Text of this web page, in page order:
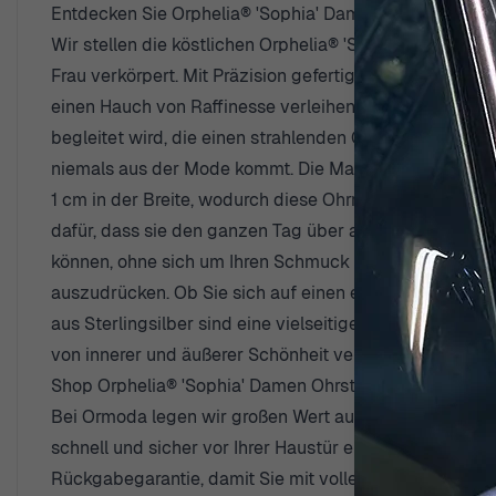
Entdecken Sie Orphelia® 'Sophia' Damen Ohrstecker
Wir stellen die köstlichen Orphelia® 'Sophia' Damen
Frau verkörpert. Mit Präzision gefertigt, bieten diese
einen Hauch von Raffinesse verleihen. Jede
begleitet wird, die einen strahlenden Glanz verleihen.
niemals aus der Mode kommt. Die Maße der
1 cm in der Breite, wodurch diese Ohrringe der ideale
dafür, dass sie den ganzen Tag über angenehm zu
können, ohne sich um Ihren Schmuck sorgen zu
auszudrücken. Ob Sie sich auf einen eleganten
aus Sterlingsilber sind eine vielseitige Wahl. Runden
von innerer und äußerer Schönheit verleihen.
Shop Orphelia® 'Sophia' Damen Ohrstecker aus
Bei Ormoda legen wir großen Wert auf Ihr
schnell und sicher vor Ihrer Haustür eintreffen. Wir
Rückgabegarantie, damit Sie mit vollem Vertrauen